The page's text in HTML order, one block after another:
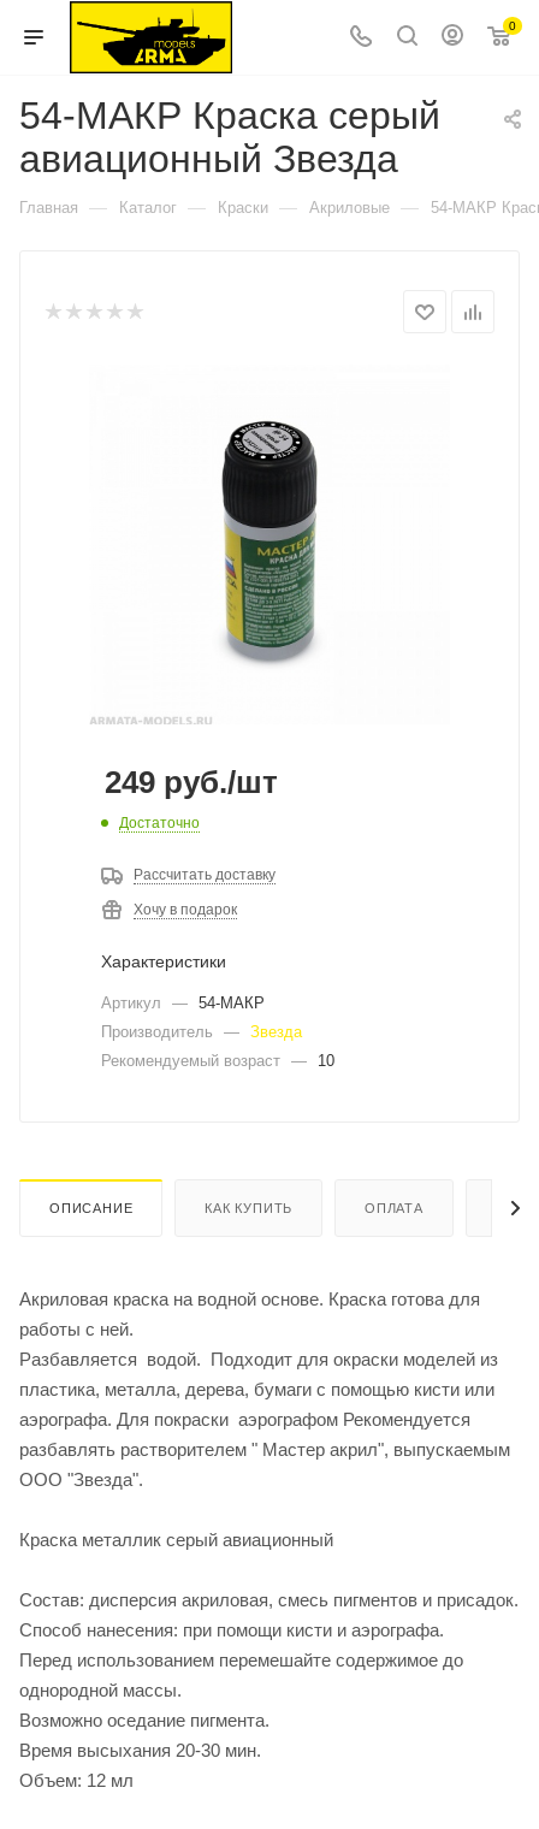
0
54-МАКР Краска серый
авиационный Звезда
Главная — Каталог — Краски — Акриловые — 54-МАКР
249 руб./шт
Достаточно
Рассчитать доставку
Хочу в подарок
Характеристики
Артикул — 54-МАКР
Производитель
— Звезда
Рекомендуемый возраст — 10
ОПИСАНИЕ КАК КУПИТЬ ОПЛАТА
Акриловая краска на водной основе. Краска готова для
работы с ней.
Разбавляется водой. Подходит для окраски моделей из
пластика, металла, дерева, бумаги с помощью кисти или
аэрографа. Для покраски аэрографом Рекомендуется
разбавлять растворителем " Мастер акрил", выпускаемым
ООО "Звезда".
Краска металлик серый авиационный
Состав: дисперсия акриловая, смесь пигментов и присадок.
Способ нанесения: при помощи кисти и аэрографа.
Перед использованием перемешайте содержимое до
однородной массы.
Возможно оседание пигмента.
Время высыхания 20-30 мин.
Объем: 12 мл